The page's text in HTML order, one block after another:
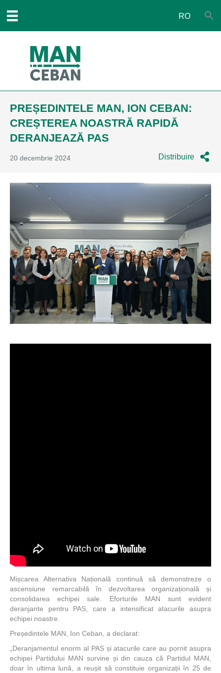
RO
PREȘEDINTELE MAN, ION CEBAN:
CREȘTEREA NOASTRĂ RAPIDĂ
DERANJEAZĂ PAS
20 decembrie 2024 Distribuire
Mișcarea Alternativa Națională continuă să demonstreze o
ascensiune remarcabilă în dezvoltarea organizațională și
consolidarea echipei sale. Eforturile MAN sunt evident
deranjante pentru PAS, care a intensificat atacurile asupra
echipei noastre.
Președintele MAN, Ion Ceban, a declarat:
„Deranjamentul enorm al PAS și atacurile care au pornit asupra
echipei Partidului MAN survine și din cauza că Partidul MAN,
doar în ultima lună, a reușit să constituie organizații în 25 de